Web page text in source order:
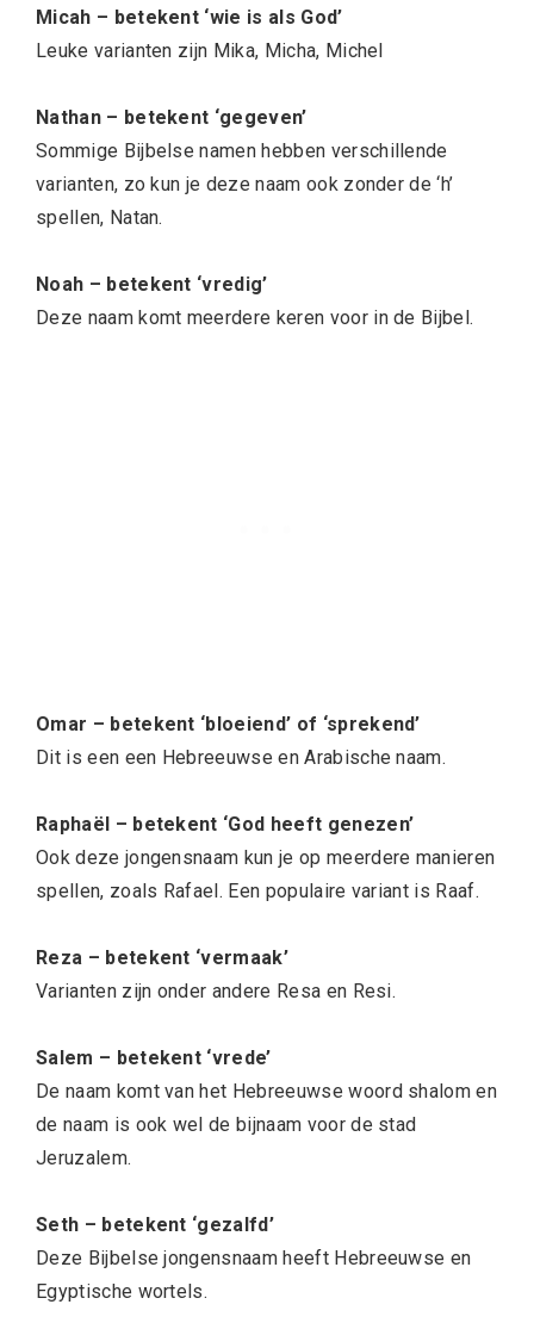
Micah – betekent ‘wie is als God’
Leuke varianten zijn Mika, Micha, Michel
Nathan – betekent ‘gegeven’
Sommige Bijbelse namen hebben verschillende
varianten, zo kun je deze naam ook zonder de ‘h’
spellen, Natan.
Noah – betekent ‘vredig’
Deze naam komt meerdere keren voor in de Bijbel.
Omar – betekent ‘bloeiend’ of ‘sprekend’
Dit is een een Hebreeuwse en Arabische naam.
Raphaël – betekent ‘God heeft genezen’
Ook deze jongensnaam kun je op meerdere manieren
spellen, zoals Rafael. Een populaire variant is Raaf.
Reza – betekent ‘vermaak’
Varianten zijn onder andere Resa en Resi.
Salem – betekent ‘vrede’
De naam komt van het Hebreeuwse woord shalom en
de naam is ook wel de bijnaam voor de stad
Jeruzalem.
Seth – betekent ‘gezalfd’
Deze Bijbelse jongensnaam heeft Hebreeuwse en
Egyptische wortels.